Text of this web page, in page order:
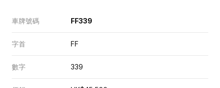
車牌號碼 FF339
字首 FF
數字 339